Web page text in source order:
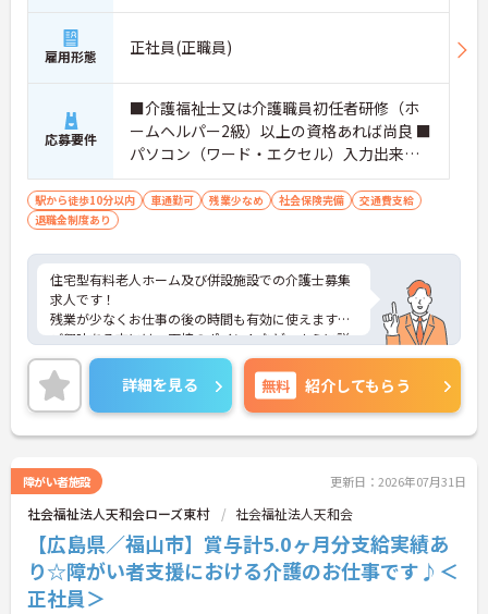
雇用形態 正社員(正職員)
応募要件
■介護福祉士又は介護職員初任者研修（ホ
ームヘルパー2級）以上の資格あれば尚良 ■
パソコン（ワード・エクセル）入力出来る
方 ■普通自動車運転免許（AT限定可）
駅から徒歩10分以内 車通勤可 残業少なめ 社会保険完備
交通費支給
退職金制度あり
住宅型有料老人ホーム及び併設施設での介護士募集
求人です！
残業が少なくお仕事の後の時間も有効に使えます！
ご興味ある方には、面接のポイントなど、さらに詳
細をお話致しますのでお気軽にご相談ください。
詳細を見る 無料 紹介してもらう
障がい者施設 更新日：2026年07月31日
社会福祉法人天和会ローズ東村 社会福祉法人天和会
【広島県／福山市】賞与計5.0ヶ月分支給実績あ
り☆障がい者支援における介護のお仕事です♪＜
正社員＞